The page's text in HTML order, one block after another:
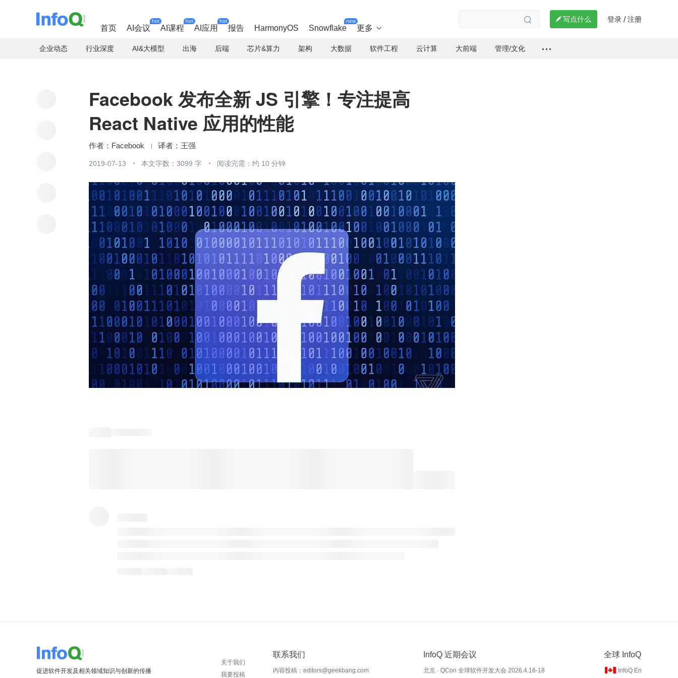
首页 AI会议
hot
AI课程
hot
AI应用
hot
报告 HarmonyOS Snowflake
new
更多 
  写点什么 登录 / 注册
企业动态 行业深度 AI&大模型 出海 后端 芯片&算力 架构 大数据 软件工程 云计算 大前端 管理/文化
Facebook 发布全新 JS 引擎！专注提高
React Native 应用的性能
Facebook 王强
2019-07-13 本文字数：3099 字 阅读完需：约 10 分钟
促进软件开发及相关领域知识与创新的传播
关于我们
我要投稿
联系我们
内容投稿：editors@geekbang.com
InfoQ 近期会议
北京 · QCon 全球软件开发大会 2026.4.16-18
全球 InfoQ
InfoQ En